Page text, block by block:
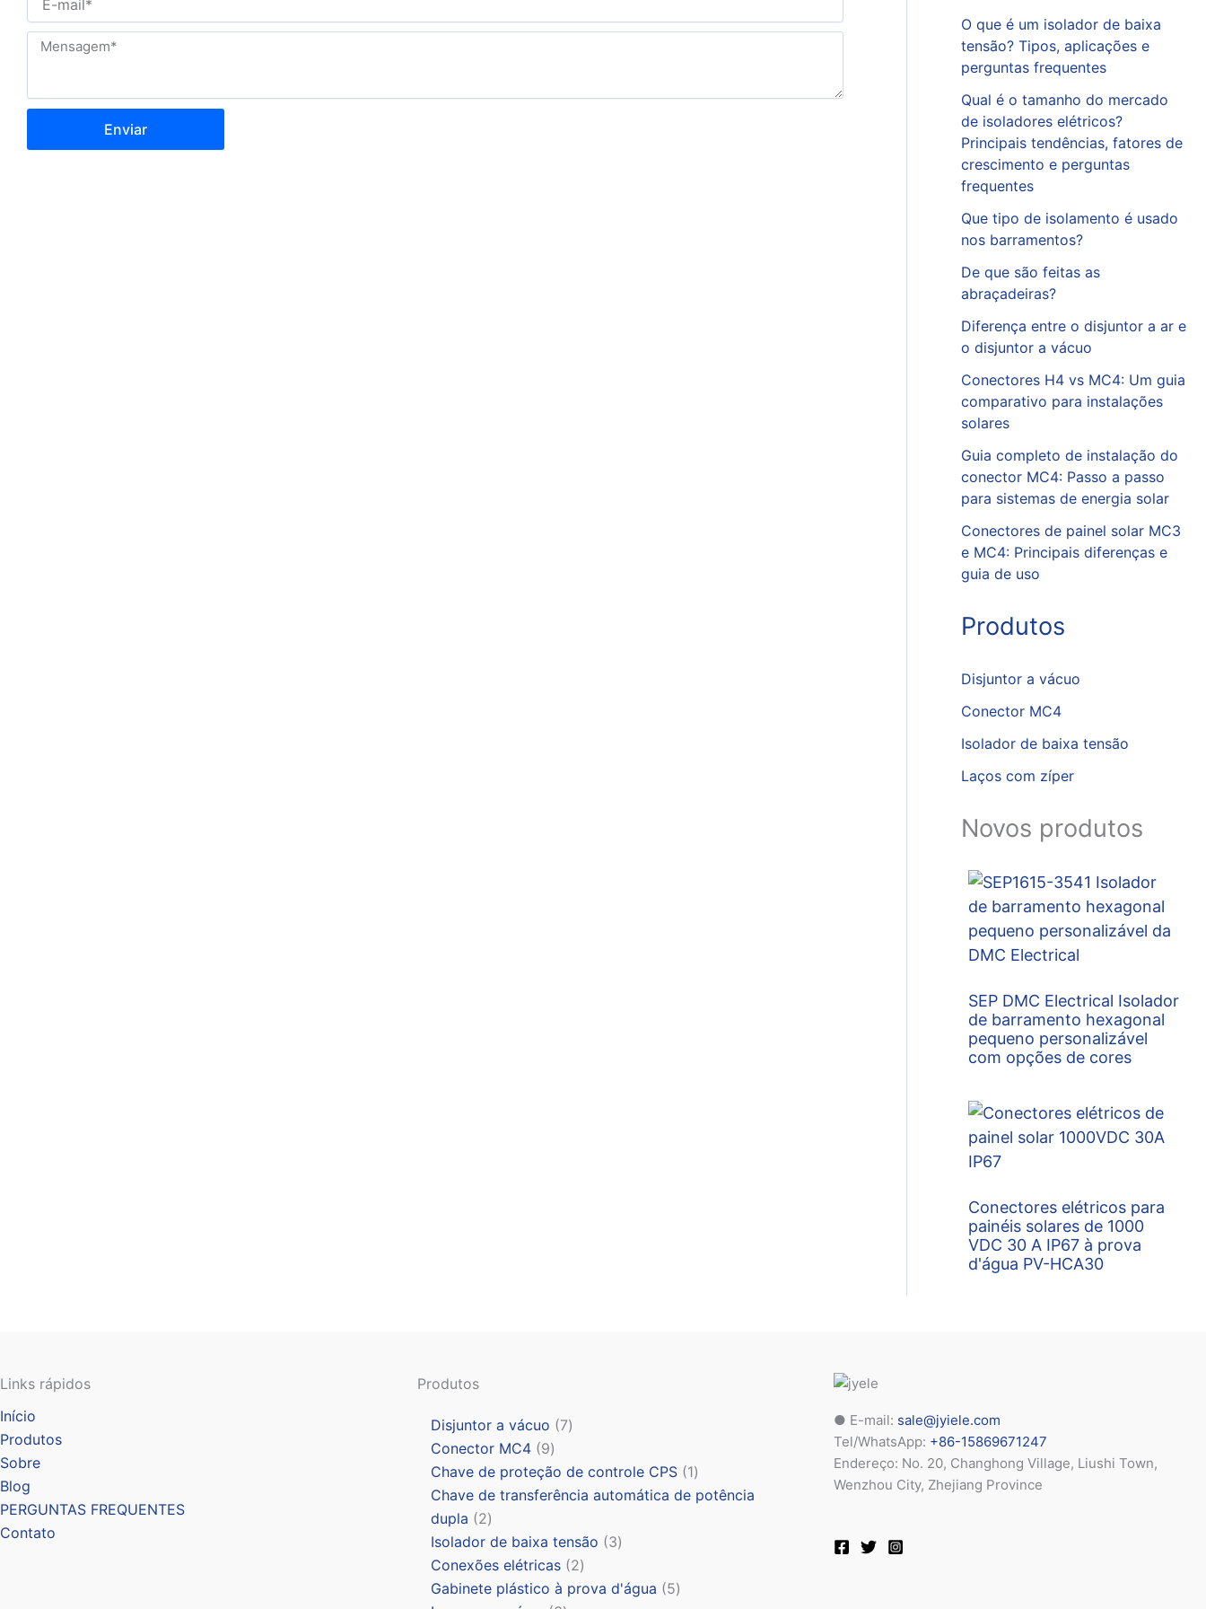
Enviar
O que é um isolador de baixa
tensão? Tipos, aplicações e
perguntas frequentes
Qual é o tamanho do mercado
de isoladores elétricos?
Principais tendências, fatores de
crescimento e perguntas
frequentes
Que tipo de isolamento é usado
nos barramentos?
De que são feitas as
abraçadeiras?
Diferença entre o disjuntor a ar e
o disjuntor a vácuo
Conectores H4 vs MC4: Um guia
comparativo para instalações
solares
Guia completo de instalação do
conector MC4: Passo a passo
para sistemas de energia solar
Conectores de painel solar MC3
e MC4: Principais diferenças e
guia de uso
Produtos
Disjuntor a vácuo
Conector MC4
Isolador de baixa tensão
Laços com zíper
Novos produtos
SEP DMC Electrical Isolador
de barramento hexagonal
pequeno personalizável
com opções de cores
Conectores elétricos para
painéis solares de 1000
VDC 30 A IP67 à prova
d'água PV-HCA30
Links rápidos
Início
Produtos
Sobre
Blog
PERGUNTAS FREQUENTES
Contato
Produtos
Disjuntor a vácuo 7
Conector MC4 9
Chave de proteção de controle CPS 1
Chave de transferência automática de potência
dupla
2
Isolador de baixa tensão 3
Conexões elétricas 2
Gabinete plástico à prova d'água 5
● E-mail: sale@jyiele.com
Tel/WhatsApp: +86-15869671247
Endereço: No. 20, Changhong Village, Liushi Town,
Wenzhou City, Zhejiang Province